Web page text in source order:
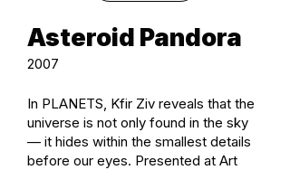
Asteroid Pandora
2007
In PLANETS, Kfir Ziv reveals that the
universe is not only found in the sky
— it hides within the smallest details
before our eyes. Presented at Art